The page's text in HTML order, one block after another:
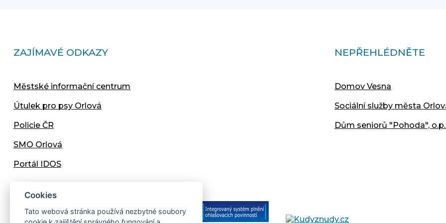
ZAJÍMAVÉ ODKAZY
Městské informační centrum
Útulek pro psy Orlová
Policie ČR
SMO Orlová
Portál IDOS
NEPŘEHLÉDNĚTE
Domov Vesna
Sociální služby města
Dům seniorů "Pohoda",
Cookies
Tato webová stránka používá nezbytné soubory